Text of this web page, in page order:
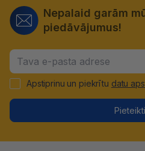
Nepalaid garām
piedāvājumus!
Apstiprinu un piekrītu datu